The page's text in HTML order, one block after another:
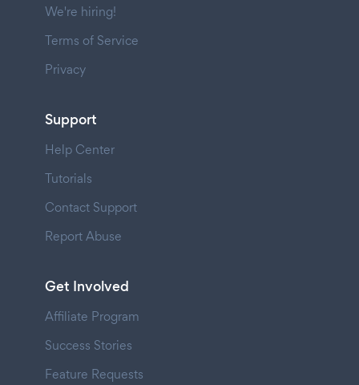
We're hiring!
Terms of Service
Privacy
Support
Help Center
Tutorials
Contact Support
Report Abuse
Get Involved
Affiliate Program
Success Stories
Feature Requests